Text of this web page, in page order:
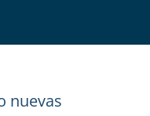
nuevas